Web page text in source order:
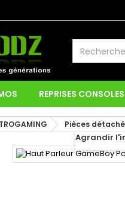
REPRISES CONSOLES
Pièces
Agrandir